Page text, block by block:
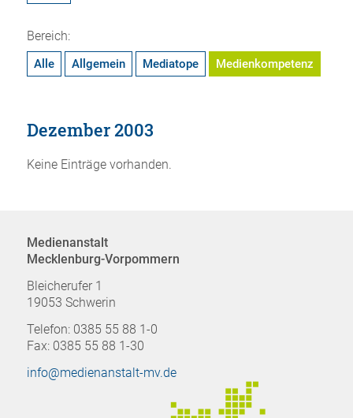
Bereich:
Alle Allgemein Mediatope Medienkompetenz
Dezember 2003
Keine Einträge vorhanden.
Medienanstalt
Mecklenburg-Vorpommern
Bleicherufer 1
19053 Schwerin
Telefon: 0385 55 88 1-0
Fax: 0385 55 88 1-30
info@medienanstalt-mv.de